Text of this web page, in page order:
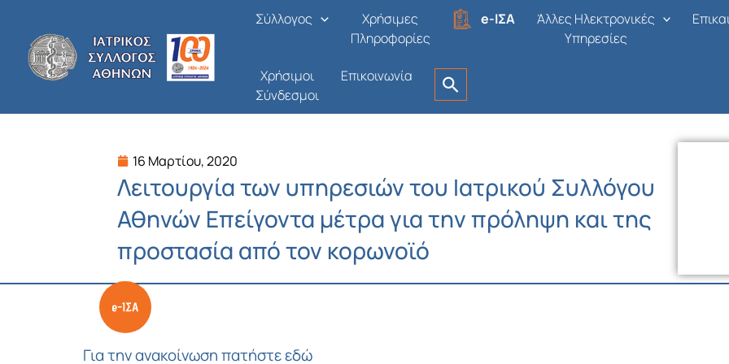
περιεχόμενο
Σύλλογος
Χρήσιμες
Πληροφορίες
e-ΙΣΑ
Άλλες Ηλεκτρονικές
Υπηρεσίες
Χρήσιμοι
Σύνδεσμοι
Επικοινωνία
16 Μαρτίου, 2020
Λειτουργία των υπηρεσιών του Ιατρικού Συλλόγου
Αθηνών Επείγοντα μέτρα για την πρόληψη και της
προστασία από τον κορωνοϊό
Για την ανακοίνωση πατήστε εδώ